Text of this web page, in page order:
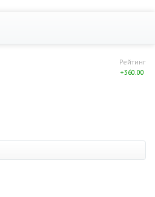
Рейтинг
+360.00